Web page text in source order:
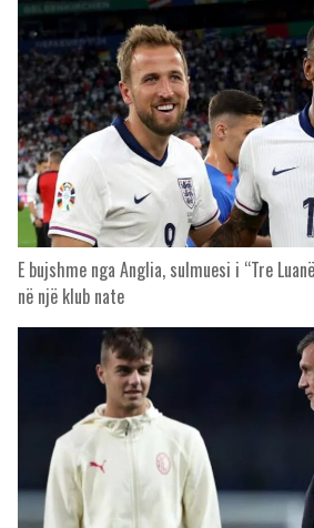
E bujshme nga Anglia, sulmuesi i “Tre
në një klub nate